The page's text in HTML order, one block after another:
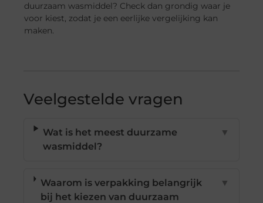
duurzaam wasmiddel? Check dan grondig waar je
voor kiest, zodat je een eerlijke vergelijking kan
maken.
Veelgestelde vragen
Wat is het meest duurzame
wasmiddel?
▼
Waarom is verpakking belangrijk
bij het kiezen van duurzaam
▼